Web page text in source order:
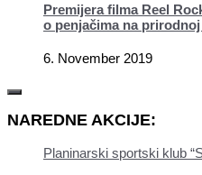
Premijera filma Reel
o penjačima na
6. November 2019
NAREDNE AKCIJE:
Planinarski sportski klub